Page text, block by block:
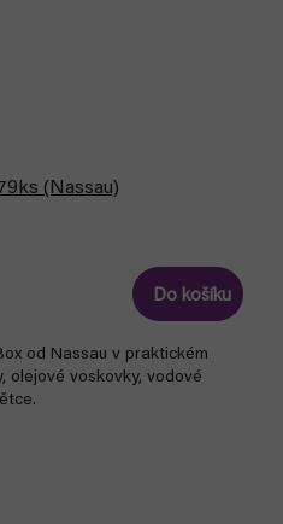
(Nassau)
Do košíku
od Nassau v praktickém
olejové voskovky, vodové